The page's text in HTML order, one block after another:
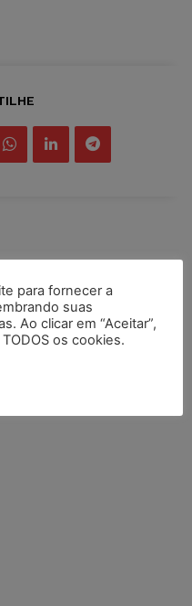
para fornecer a
suas
Ao clicar em “Aceitar”,
os cookies.